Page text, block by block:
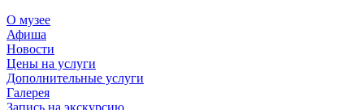
О музее
Афиша
Новости
Цены на услуги
Дополнительные услуги
Галерея
Запись на экскурсию